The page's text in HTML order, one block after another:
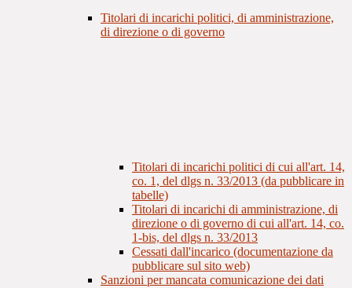
Titolari di incarichi politici, di amministrazione,
di direzione o di governo
Titolari di incarichi politici di cui all'art. 14,
co. 1, del dlgs n. 33/2013 (da pubblicare in
tabelle)
Titolari di incarichi di amministrazione, di
direzione o di governo di cui all'art. 14, co.
1-bis, del dlgs n. 33/2013
Cessati dall'incarico (documentazione da
pubblicare sul sito web)
Sanzioni per mancata comunicazione dei dati